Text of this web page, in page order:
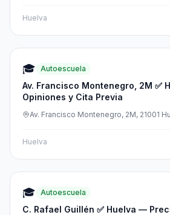
Huelva
🎓 Autoescuela
Av. Francisco Montenegro, 2M ✅
Opiniones y Cita Previa
Av. Francisco Montenegro, 2M, 21001
Huelva
🎓 Autoescuela
C. Rafael Guillén ✅ Huelva —